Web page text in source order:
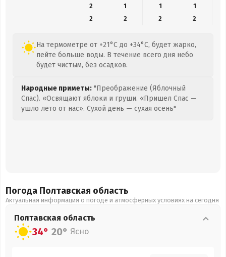
2
1 1
1
2
2 2 2
На термометре от +21°C до +34°C, будет жарко,
пейте больше воды. В течение всего дня небо
будет чистым, без осадков.
Народные приметы: "Преображение (Яблочный
Спас). «Освящают яблоки и груши. «Пришел Спас —
ушло лето от нас». Сухой день — сухая осень"
Погода Полтавская область
Актуальная информация о погоде и атмосферных условиях на сегодня
Полтавская область
34° 20° Ясно